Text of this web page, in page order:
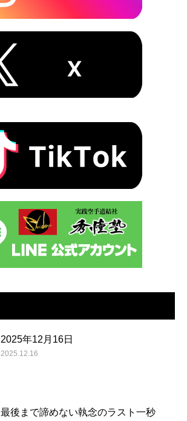
2025年12月16日
2025.12.16
最後まで諦めない執念のラスト一秒